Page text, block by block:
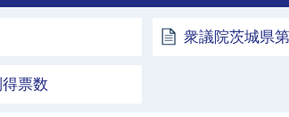
衆議院茨城県
票数